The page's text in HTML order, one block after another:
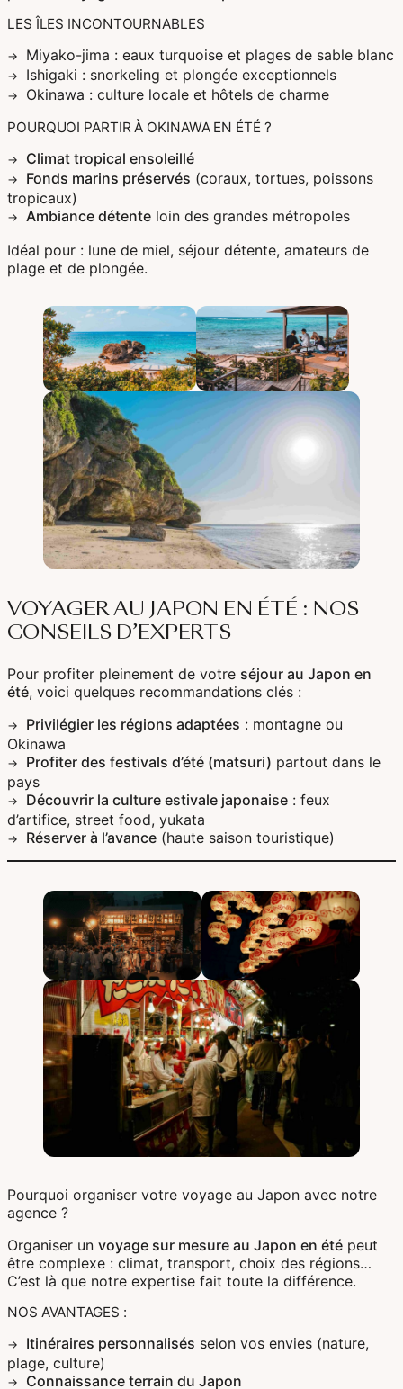
LES ÎLES INCONTOURNABLES
Miyako-jima : eaux turquoise et plages de sable blanc
Ishigaki : snorkeling et plongée exceptionnels
Okinawa : culture locale et hôtels de charme
POURQUOI PARTIR À OKINAWA EN ÉTÉ ?
Climat tropical ensoleillé
Fonds marins préservés (coraux, tortues, poissons
tropicaux)
Ambiance détenteloin des grandes métropoles
Idéal pour : lune de miel, séjour détente, amateurs de
plage et de plongée.
VOYAGER AU JAPON EN ÉTÉ : NOS
CONSEILS D’EXPERTS
Pour profiter pleinement de votre séjour au Japon en
été, voici quelques recommandations clés :
Privilégier les régions adaptées : montagne ou
Okinawa
Profiter des festivals d’été (matsuri) partout dans le
pays
Découvrir la culture estivale japonaise: feux
d’artifice, street food, yukata
Réserver à l’avance(haute saison touristique)
Pourquoi organiser votre voyage au Japon avec notre
agence ?
Organiser un voyage sur mesure au Japon en été peut
être complexe : climat, transport, choix des régions…
C’est là que notre expertise fait toute la différence.
NOS AVANTAGES :
Itinéraires personnalisés selon vos envies (nature,
plage, culture)
Connaissance terrain du Japon